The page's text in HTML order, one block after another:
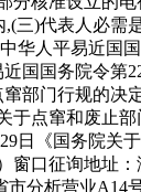
,(三)代表人必需
华人平易近国
国国务院令第
部门行规的决
于点窜和废止
日《国务院关
窗口征询地址
市分析营业A14